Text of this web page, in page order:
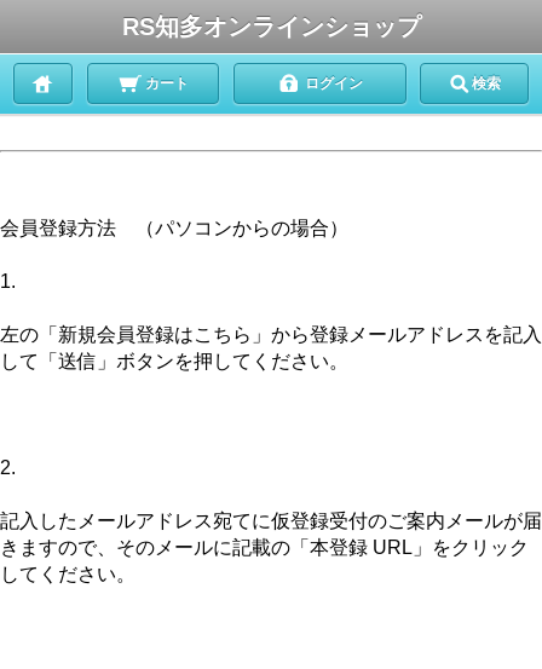
RS知多オンラインショップ
カート ログイン 検索
会員登録方法 （パソコンからの場合）
1.
左の「新規会員登録はこちら」から登録メールアドレスを記入
して「送信」ボタンを押してください。
2.
記入したメールアドレス宛てに仮登録受付のご案内メールが届
きますので、そのメールに記載の「本登録 URL」をクリック
してください。